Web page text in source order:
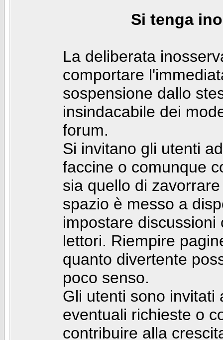
Si tenga
La deliberata
comportare
sospensione dallo
insindacabile dei
forum.
Si invitano gli utenti
faccine o comunque
sia quello di
spazio è messo a
impostare
lettori. Riempire
quanto divertente
poco senso.
Gli utenti sono invitati
eventuali richieste o
contribuire alla